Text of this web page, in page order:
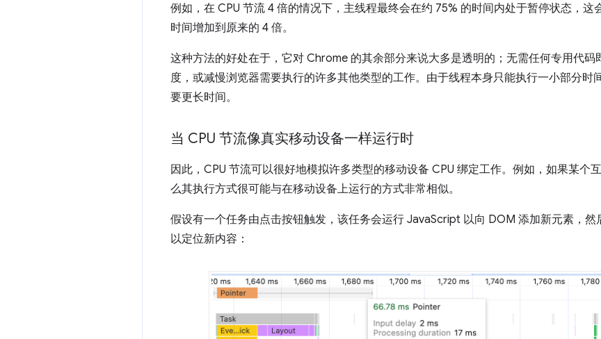
例如，在 CPU 节流 4 倍的情况下，主线程最终会在约 75% 的时间内处于暂停状态，这
时间增加到原来的 4 倍。
这种方法的好处在于，它对 Chrome 的其余部分来说大多是透明的；无需任何专用代
度，或减慢浏览器需要执行的许多其他类型的工作。由于线程本身只能执行一小部分时
要更长时间。
当 CPU 节流像真实移动设备一样运行时
因此，CPU 节流可以很好地模拟许多类型的移动设备 CPU 绑定工作。例如，如果某个
么其执行方式很可能与在移动设备上运行的方式非常相似。
假设有一个任务由点击按钮触发，该任务会运行 JavaScript 以向 DOM 添加新元素，
以定位新内容：